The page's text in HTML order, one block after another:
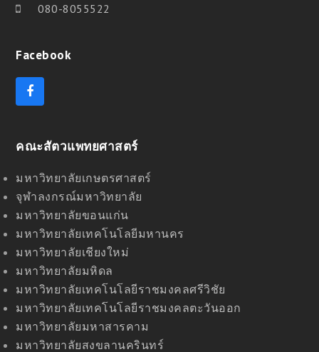
080-8055522
Facebook
F
a
b
o
k
คณะสัตวแพทยศาสตร์
มหาวิทยาลัยเกษตรศาสตร์
จุฬาลงกรณ์มหาวิทยาลัย
มหาวิทยาลัยขอนแก่น
มหาวิทยาลัยเทคโนโลยีมหานคร
มหาวิทยาลัยเชียงใหม่
มหาวิทยาลัยมหิดล
มหาวิทยาลัยเทคโนโลยีราชมงคลศรีวิชัย
มหาวิทยาลัยเทคโนโลยีราชมงคลตะวันออก
มหาวิทยาลัยมหาสารคาม
มหาวิทยาลัยสงขลานครินทร์